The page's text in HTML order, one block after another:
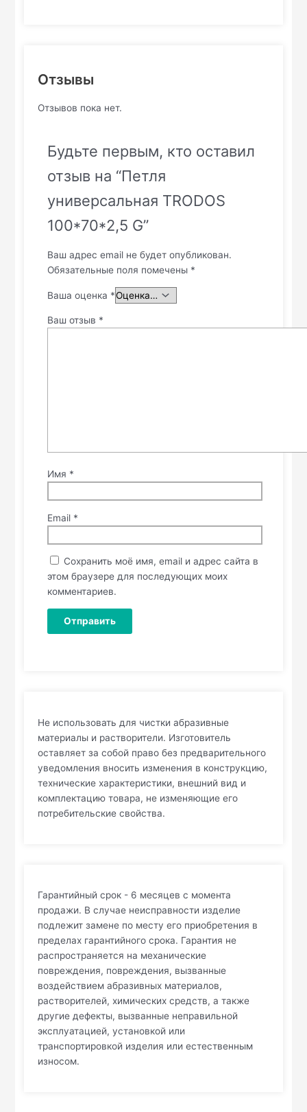
Отзывы
Отзывов пока нет.
Будьте первым, кто оставил
отзыв на “Петля
универсальная TRODOS
100*70*2,5 G”
Ваш адрес email не будет опубликован.
Обязательные поля помечены *
Ваша оценка *
Ваш отзыв *
Имя *
Email *
Сохранить моё имя, email и адрес сайта в
этом браузере для последующих моих
комментариев.
Не использовать для чистки абразивные
материалы и растворители. Изготовитель
оставляет за собой право без предварительного
уведомления вносить изменения в конструкцию,
технические характеристики, внешний вид и
комплектацию товара, не изменяющие его
потребительские свойства.
Гарантийный срок - 6 месяцев с момента
продажи. В случае неисправности изделие
подлежит замене по месту его приобретения в
пределах гарантийного срока. Гарантия не
распространяется на механические
повреждения, повреждения, вызванные
воздействием абразивных материалов,
растворителей, химических средств, а также
другие дефекты, вызванные неправильной
эксплуатацией, установкой или
транспортировкой изделия или естественным
износом.